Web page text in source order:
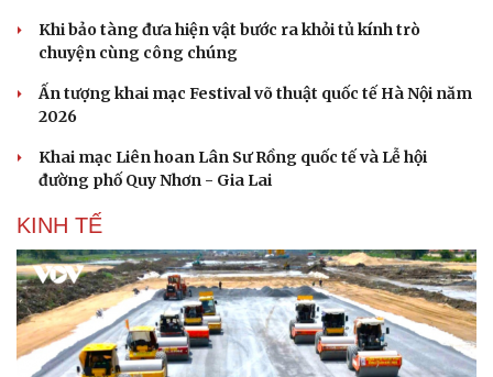
Khi bảo tàng đưa hiện vật bước ra khỏi tủ kính trò
chuyện cùng công chúng
Ấn tượng khai mạc Festival võ thuật quốc tế Hà Nội năm
2026
Khai mạc Liên hoan Lân Sư Rồng quốc tế và Lễ hội
đường phố Quy Nhơn - Gia Lai
KINH TẾ